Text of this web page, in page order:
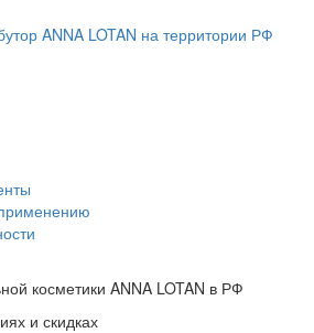
косметики ANNA LOTAN в РФ
и скидках